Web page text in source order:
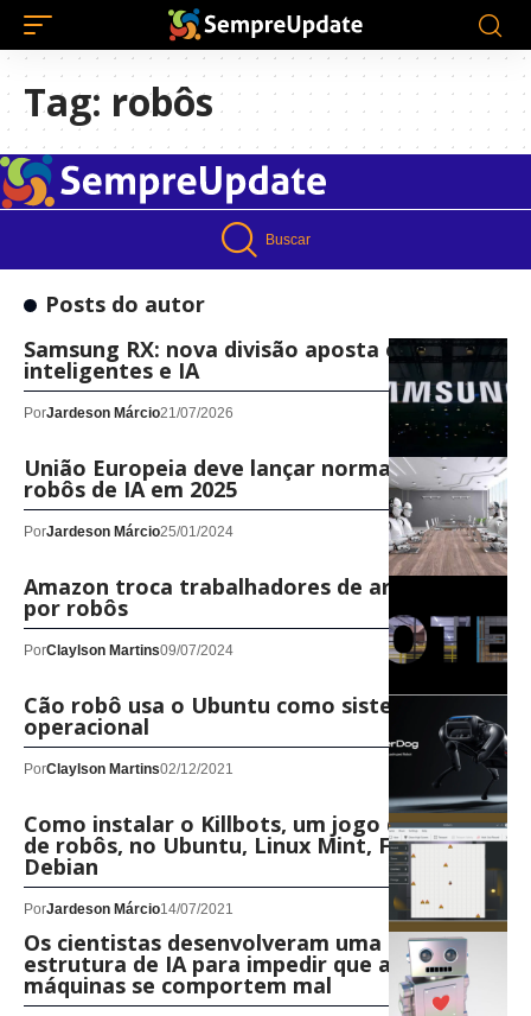
Tag: robôs
Buscar
Posts do autor
Samsung RX: nova divisão aposta em robôs
inteligentes e IA
PorJardeson Márcio21/07/2026
União Europeia deve lançar normas para
robôs de IA em 2025
PorJardeson Márcio25/01/2024
Amazon troca trabalhadores de armazém
por robôs
PorClaylson Martins09/07/2024
Cão robô usa o Ubuntu como sistema
operacional
PorClaylson Martins02/12/2021
Como instalar o Killbots, um jogo de evasão
de robôs, no Ubuntu, Linux Mint, Fedora,
Debian
PorJardeson Márcio14/07/2021
Os cientistas desenvolveram uma nova
estrutura de IA para impedir que as
máquinas se comportem mal